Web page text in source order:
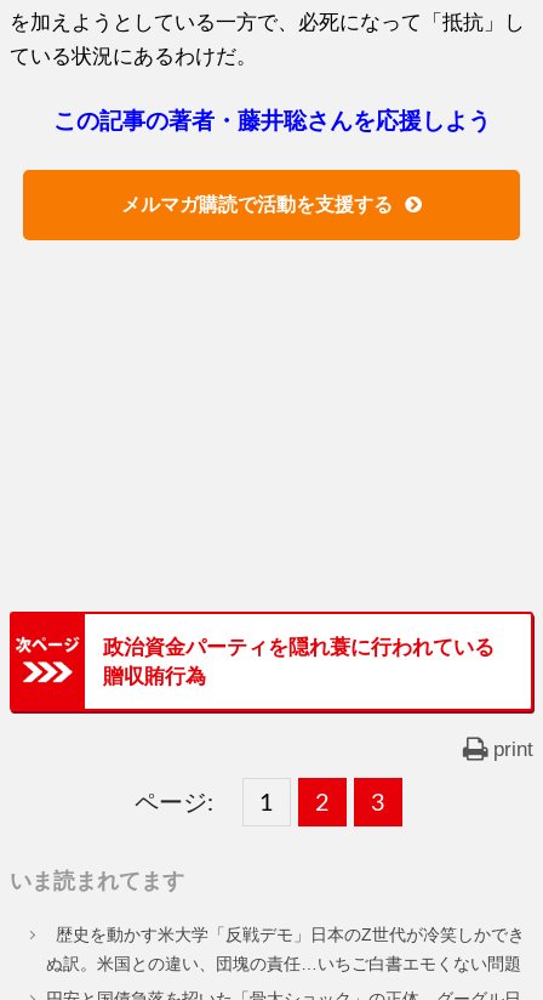
を加えようとしている一方で、必死になって「抵抗」し
ている状況にあるわけだ。
この記事の著者・藤井聡さんを応援しよう
メルマガ購読で活動を支援する
政治資金パーティを隠れ蓑に行われている
贈収賄行為
print
ページ:
固
ー
1 ,
固
ー
2 ,
固
ー
3
いま読まれてます
歴史を動かす米大学「反戦デモ」日本のZ世代が冷笑しかでき
ぬ訳。米国との違い、団塊の責任…いちご白書エモくない問題